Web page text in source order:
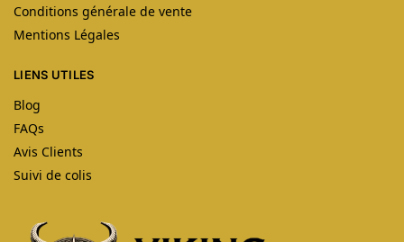
Conditions générale de vente
Mentions Légales
LIENS UTILES
Blog
FAQs
Avis Clients
Suivi de colis